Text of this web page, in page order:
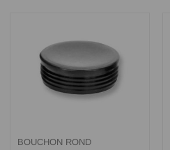
BOUCHON ROND